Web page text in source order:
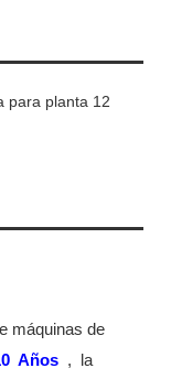
máquinas de
Años ,
la